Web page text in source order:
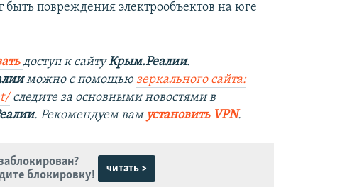
повреждения электрообъектов на юге
доступ к сайтуКрым.Реалии.
можно с помощьюзеркального сайта:
следите за основными новостями в
. Рекомендуем вам установить VPN.
блокировку!
читать >